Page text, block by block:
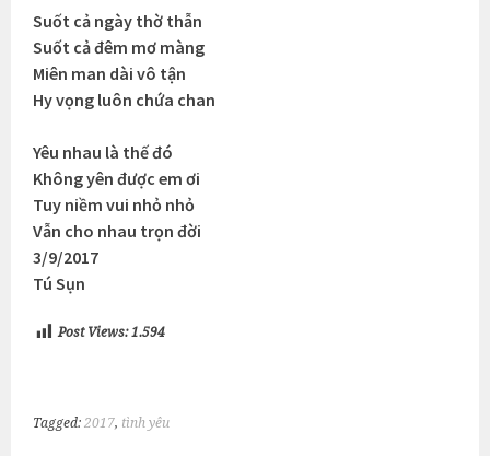
Suốt cả ngày thờ thẫn
Suốt cả đêm mơ màng
Miên man dài vô tận
Hy vọng luôn chứa chan
Yêu nhau là thế đó
Không yên được em ơi
Tuy niềm vui nhỏ nhỏ
Vẫn cho nhau trọn đời
3/9/2017
Tú Sụn
Post Views: 1.594
Tagged:2017, tình yêu